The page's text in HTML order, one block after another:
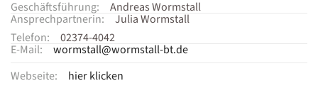
Geschäftsführung:
Andreas Wormstall
Ansprechpartnerin:
Julia Wormstall
Telefon:
02374-4042
E-Mail:
wormstall@wormstall-bt.de
Webseite:
hier klicken